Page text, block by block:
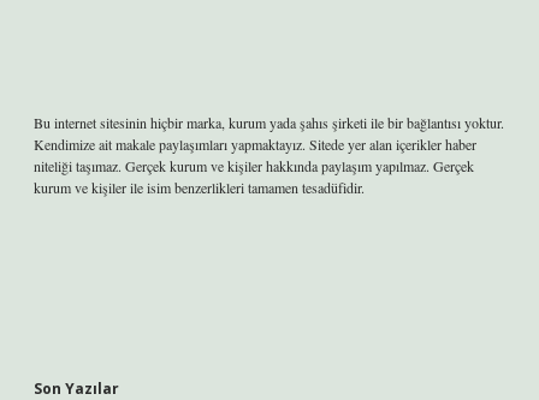
Bu internet sitesinin hiçbir marka, kurum yada şahıs şirketi ile bir bağlantısı yoktur.
Kendimize ait makale paylaşımları yapmaktayız. Sitede yer alan içerikler haber
niteliği taşımaz. Gerçek kurum ve kişiler hakkında paylaşım yapılmaz. Gerçek
kurum ve kişiler ile isim benzerlikleri tamamen tesadüfidir.
Son Yazılar